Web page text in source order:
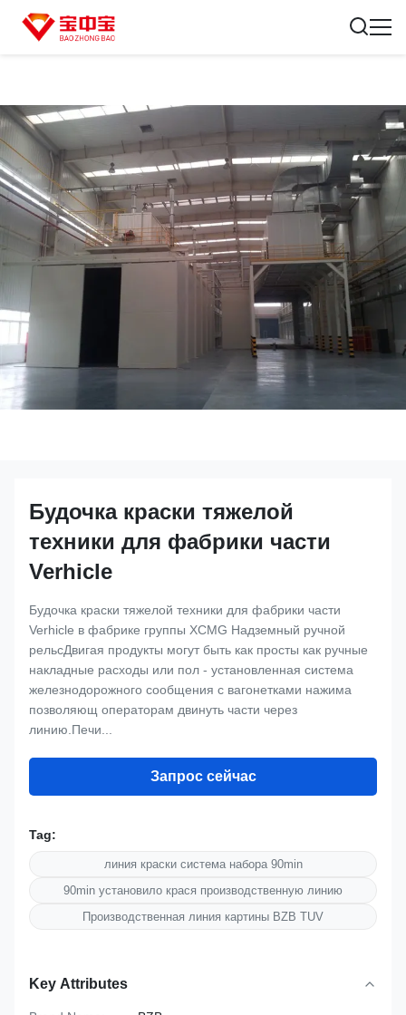
Будочка краски тяжелой
техники для фабрики части
Verhicle
Будочка краски тяжелой техники для фабрики части
Verhicle в фабрике группы XCMG Надземный ручной
рельсДвигая продукты могут быть как просты как ручные
накладные расходы или пол - установленная система
железнодорожного сообщения с вагонетками нажима
позволяющ операторам двинуть части через
линию.Печи...
Запрос сейчас
Tag:
линия краски система набора 90min
90min установило крася производственную линию
Производственная линия картины BZB TUV
Key Attributes